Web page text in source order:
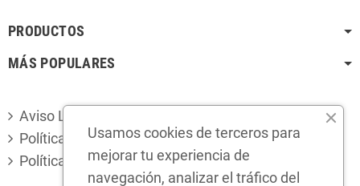
PRODUCTOS
MÁS POPULARES
Aviso Legal
Política de privacidad
Política de cookies
Usamos cookies de terceros para
mejorar tu experiencia de
navegación, analizar el tráfico del